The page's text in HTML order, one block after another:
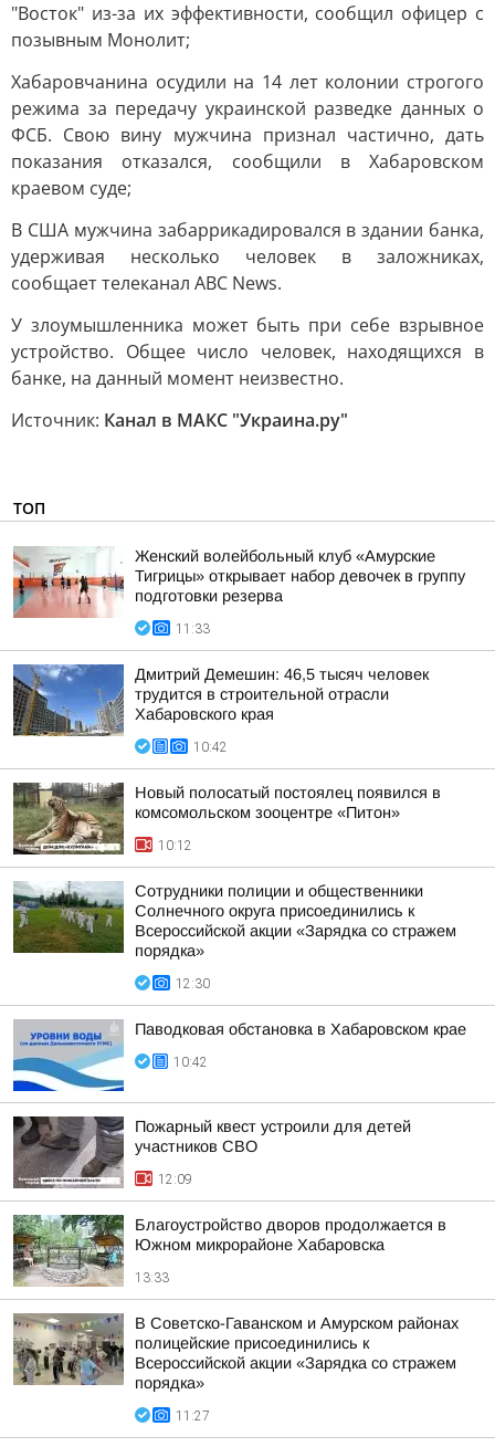
"Восток" из-за их эффективности, сообщил офицер с
позывным Монолит;
Хабаровчанина осудили на 14 лет колонии строгого
режима за передачу украинской разведке данных о
ФСБ. Свою вину мужчина признал частично, дать
показания отказался, сообщили в Хабаровском
краевом суде;
В США мужчина забаррикадировался в здании банка,
удерживая несколько человек в заложниках,
сообщает телеканал ABC News.
У злоумышленника может быть при себе взрывное
устройство. Общее число человек, находящихся в
банке, на данный момент неизвестно.
Источник: Канал в МАКС "Украина.ру"
ТОП
Женский волейбольный клуб «Амурские
Тигрицы» открывает набор девочек в группу
подготовки резерва
11:33
Дмитрий Демешин: 46,5 тысяч человек
трудится в строительной отрасли
Хабаровского края
10:42
Новый полосатый постоялец появился в
комсомольском зооцентре «Питон»
10:12
Сотрудники полиции и общественники
Солнечного округа присоединились к
Всероссийской акции «Зарядка со стражем
порядка»
12:30
Паводковая обстановка в Хабаровском крае
10:42
Пожарный квест устроили для детей
участников СВО
12:09
Благоустройство дворов продолжается в
Южном микрорайоне Хабаровска
13:33
В Советско-Гаванском и Амурском районах
полицейские присоединились к
Всероссийской акции «Зарядка со стражем
порядка»
11:27